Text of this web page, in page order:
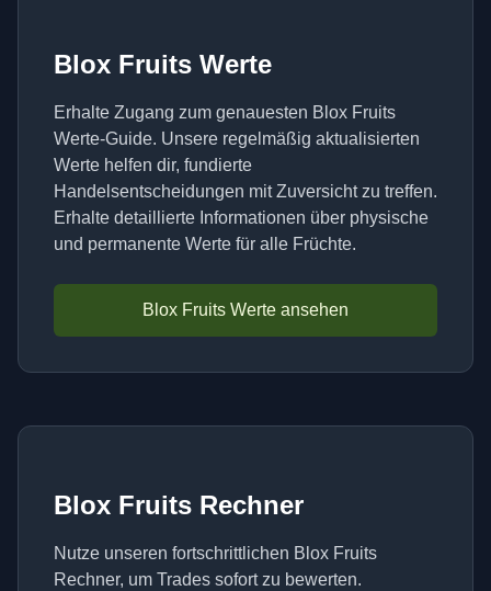
Blox Fruits Werte
Erhalte Zugang zum genauesten Blox Fruits
Werte-Guide. Unsere regelmäßig aktualisierten
Werte helfen dir, fundierte
Handelsentscheidungen mit Zuversicht zu treffen.
Erhalte detaillierte Informationen über physische
und permanente Werte für alle Früchte.
Blox Fruits Werte ansehen
Blox Fruits Rechner
Nutze unseren fortschrittlichen Blox Fruits
Rechner, um Trades sofort zu bewerten.